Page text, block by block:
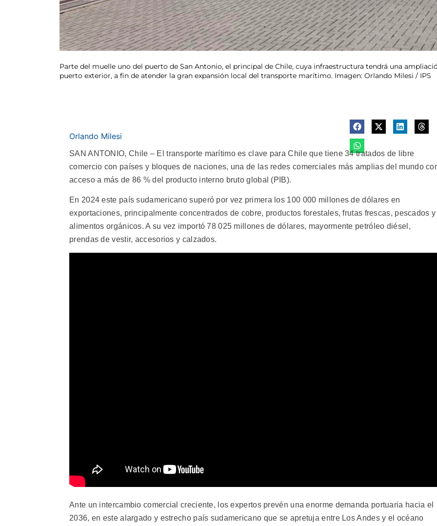
Parte del muelle uno del puerto de San Antonio, el principal de Chile, cuya infraestructura tendrá una
puerto exterior, a fin de atender la gran expansión local del transporte marítimo. Imagen: Orlando Milesi / IPS
Orlando Milesi
SAN ANTONIO, Chile – El transporte marítimo es clave para Chile que tiene 34 tratados de libre
comercio con países y bloques de naciones, una de las redes comerciales más amplias del mundo
acceso a más de 86 % del producto interno bruto global (PIB).
En 2024 este país sudamericano superó por vez primera los 100 000 millones de dólares en
exportaciones, principalmente concentrados de cobre, productos forestales, frutas frescas, pescados y
alimentos orgánicos. A su vez importó 78 025 millones de dólares, mayormente petróleo diésel,
prendas de vestir, accesorios y calzados.
Ante un intercambio comercial creciente, los expertos prevén una enorme demanda portuaria hacia el
2036, en este alargado y estrecho país sudamericano que se apretuja entre Los Andes y el océano